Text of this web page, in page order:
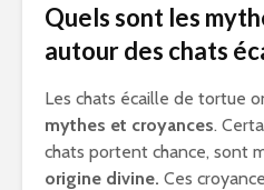
Quels sont les
autour des chats
Les chats écaille de tortue
mythes et croyances.
chats portent chance, sont
origine divine. Ces